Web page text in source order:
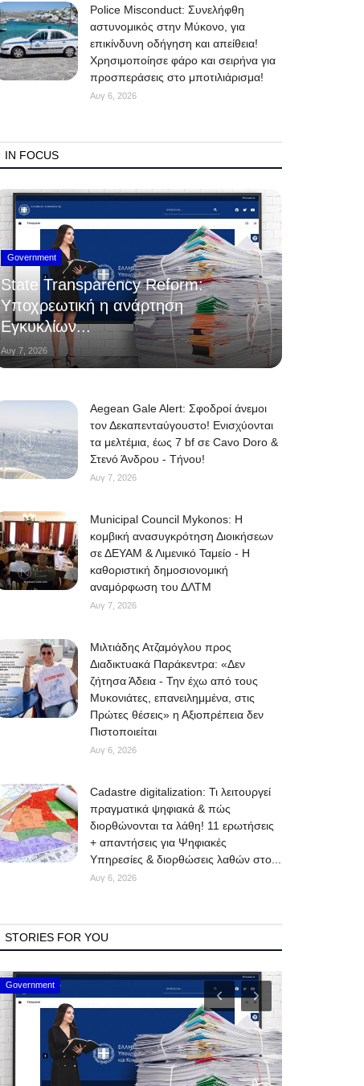
Police Misconduct: Συνελήφθη
αστυνομικός στην Μύκονο, για
επικίνδυνη οδήγηση και απείθεια!
Χρησιμοποίησε φάρο και σειρήνα για
προσπεράσεις στο μποτιλιάρισμα!
Αυγ 6, 2026
IN FOCUS
Government
State Transparency Reform:
Υποχρεωτική η ανάρτηση
Εγκυκλίων...
Αυγ 7, 2026
Aegean Gale Alert: Σφοδροί άνεμοι
τον Δεκαπενταύγουστο! Ενισχύονται
τα μελτέμια, έως 7 bf σε Cavo Doro &
Στενό Άνδρου - Τήνου!
Αυγ 7, 2026
Municipal Council Mykonos: Η
κομβική ανασυγκρότηση Διοικήσεων
σε ΔΕΥΑΜ & Λιμενικό Ταμείο - Η
καθοριστική δημοσιονομική
αναμόρφωση του ΔΛΤΜ
Αυγ 7, 2026
Μιλτιάδης Ατζαμόγλου προς
Διαδικτυακά Παράκεντρα: «Δεν
ζήτησα Άδεια - Την έχω από τους
Μυκονιάτες, επανειλημμένα, στις
Πρώτες θέσεις» η Αξιοπρέπεια δεν
Πιστοποιείται
Αυγ 6, 2026
Cadastre digitalization: Τι λειτουργεί
πραγματικά ψηφιακά & πώς
διορθώνονται τα λάθη! 11 ερωτήσεις
+ απαντήσεις για Ψηφιακές
Υπηρεσίες & διορθώσεις λαθών στο...
Αυγ 6, 2026
STORIES FOR YOU
Mykonos Events